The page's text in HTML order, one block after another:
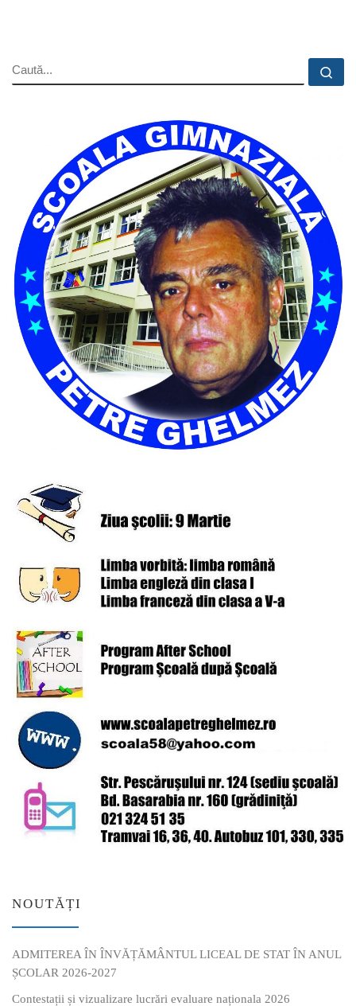
NOUTĂȚI
ADMITEREA ÎN ÎNVĂȚĂMÂNTUL LICEAL DE STAT ÎN ANUL
ȘCOLAR 2026-2027
Contestații și vizualizare lucrări evaluare naționala 2026